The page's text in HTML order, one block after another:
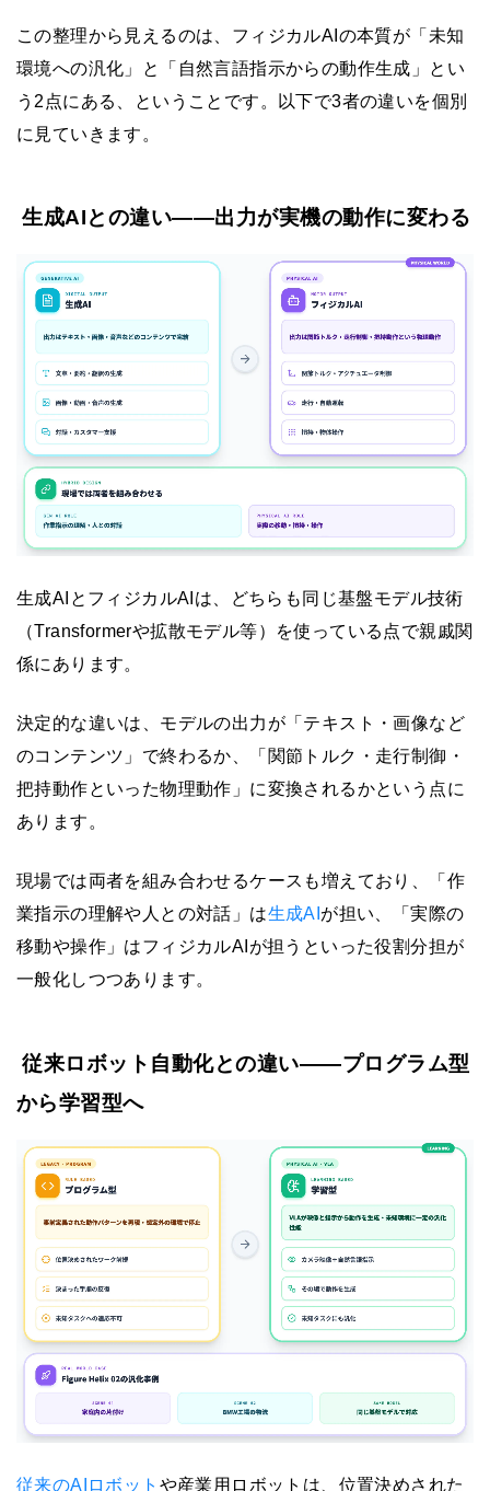
この整理から見えるのは、フィジカルAIの本質が「未知
環境への汎化」と「自然言語指示からの動作生成」とい
う2点にある、ということです。以下で3者の違いを個別
に見ていきます。
生成AIとの違い——出力が実機の動作に変わる
生成AIとフィジカルAIは、どちらも同じ基盤モデル技術
（Transformerや拡散モデル等）を使っている点で親戚関
係にあります。
決定的な違いは、モデルの出力が「テキスト・画像など
のコンテンツ」で終わるか、「関節トルク・走行制御・
把持動作といった物理動作」に変換されるかという点に
あります。
現場では両者を組み合わせるケースも増えており、「作
業指示の理解や人との対話」は生成AI が担い、「実際の
移動や操作」はフィジカルAIが担うといった役割分担が
一般化しつつあります。
従来ロボット自動化との違い——プログラム型
から学習型へ
従来のAIロボット や産業用ロボットは、位置決めされた